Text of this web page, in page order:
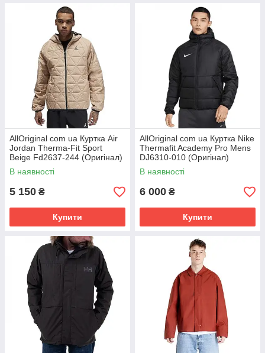
AllOriginal com ua Куртка Air
Jordan Therma-Fit Sport
Beige Fd2637-244 (Оригінал)
РОЗМІРИ ЗАПИТУЙТЕ
В наявності
5 150 ₴
Купити
AllOriginal com ua Куртка Nike
Thermafit Academy Pro Mens
DJ6310-010 (Оригінал)
РОЗМІРИ ЗАПИТУЙТЕ
В наявності
6 000 ₴
Купити